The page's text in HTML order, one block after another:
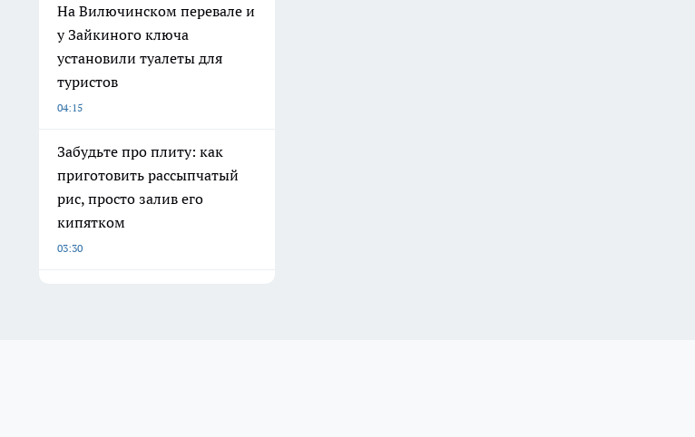
На Вилючинском перевале и
у Зайкиного ключа
установили туалеты для
туристов
04:15
Забудьте про плиту: как
приготовить рассыпчатый
рис, просто залив его
кипятком
03:30